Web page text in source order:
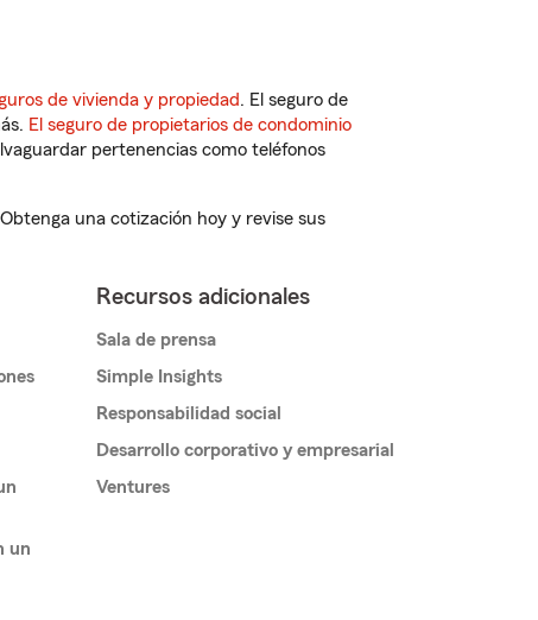
de vivienda y propiedad. El seguro de
El seguro de propietarios de condominio
pertenencias como teléfonos
una cotización hoy y revise sus
un
Recursos adicionales
Sala de prensa
Simple Insights
Responsabilidad social
Desarrollo corporativo y empresarial
Ventures